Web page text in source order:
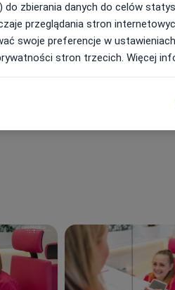
afektywna dwubiegunowa
do zbierania danych do celów
przeglądania stron
swoje preferencje w
stron trzecich. Więcej